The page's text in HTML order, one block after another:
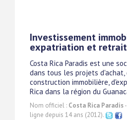
Investissement
expatriation et
Costa Rica Paradis est une
dans tous les projets
construction immobilière,
Rica dans la région du
Nom officiel : Costa Rica Paradis
ligne depuis 14 ans (2012).